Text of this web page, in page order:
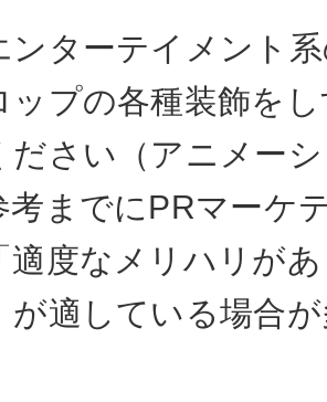
ンターテイメント
ップの各種装飾を
ださい（アニメー
考までにPRマーケ
適度なメリハリが
が適している場合